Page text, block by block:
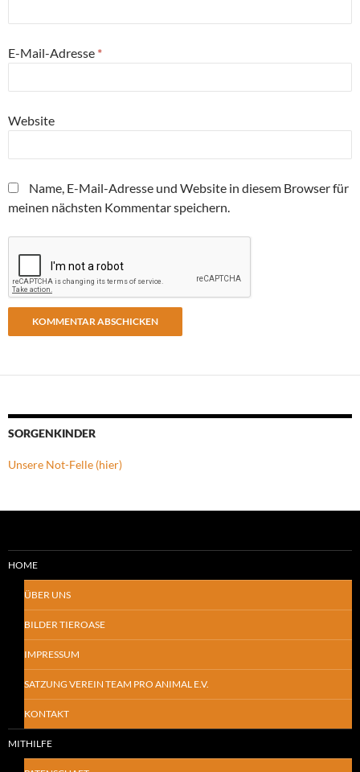
E-Mail-Adresse *
Website
Name, E-Mail-Adresse und Website in diesem Browser für
meinen nächsten Kommentar speichern.
SORGENKINDER
Unsere Not-Felle (hier)
HOME
ÜBER UNS
BILDER TIEROASE
IMPRESSUM
SATZUNG VEREIN TEAM PRO ANIMAL E.V.
KONTAKT
MITHILFE